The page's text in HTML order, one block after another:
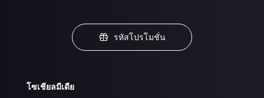
รหัสโปรโมชั่น
โซเชียลมีเดีย